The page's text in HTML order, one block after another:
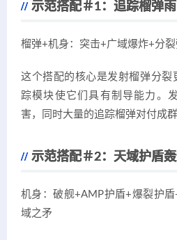
示范搭配＃1：追踪榴弹雨
榴弹+机身：突击+广域爆炸+分
这个搭配的核心是发射榴弹分裂
踪模块使它们具有制导能力。
害，同时大量的追踪榴弹对付成
示范搭配＃2：天域护盾
机身：破舰+AMP护盾+爆裂护
域之矛